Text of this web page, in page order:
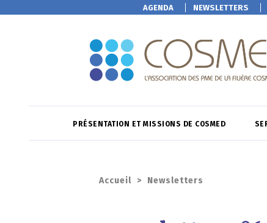
AGENDA NEWSLETTERS
PRÉSENTATION ET MISSIONS DE COSMED
Accueil > Newsletters